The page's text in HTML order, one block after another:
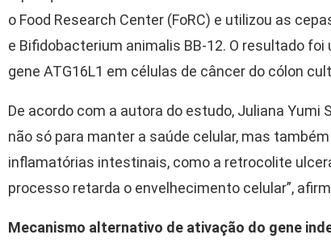
o Food Research Center (FoRC) e utilizou as
e Bifidobacterium animalis BB-12. O resultado
gene ATG16L1 em células de câncer do cólon
De acordo com a autora do estudo, Juliana
não só para manter a saúde celular, mas
inflamatórias intestinais, como a retrocolite
processo retarda o envelhecimento celular”,
Mecanismo alternativo de ativação do gene